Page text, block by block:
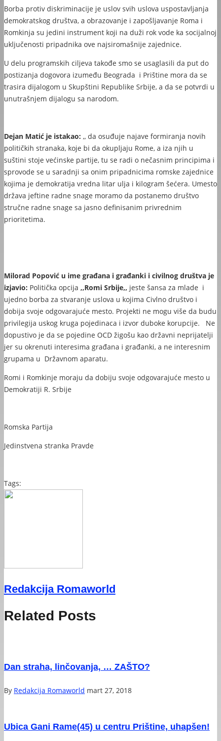
Borba protiv diskriminacije je uslov svih uslova uspostavljanja
demokratskog društva, a obrazovanje i zapošljavanje Roma i
Romkinja su jedini instrument koji na duži rok vode ka socijalnoj
uključenosti pripadnika ove najsiromašnije zajednice.
U delu programskih ciljeva takođe smo se usaglasili da put do
postizanja dogovora izumeđu Beograda i Prištine mora da se
trasira dijalogom u Skupštini Republike Srbije, a da se potvrdi u
unutrašnjem dijalogu sa narodom.
Dejan Matić je istakao: ,, da osuđuje najave formiranja novih
političkih stranaka, koje bi da okupljaju Rome, a iza njih u
suštini stoje većinske partije, tu se radi o nečasnim principima i
sprovode se u saradnji sa onim pripadnicima romske zajednice
kojima je demokratija vredna litar ulja i kilogram šećera. Umesto
država jeftine radne snage moramo da postanemo društvo
stručne radne snage sa jasno definisanim privrednim
prioritetima.
Milorad Popović u ime građana i građanki i civilnog društva je
izjavio: Politička opcija ,,Romi Srbije,, jeste šansa za mlade i
ujedno borba za stvaranje uslova u kojima Civlno društvo i
dobija svoje odgovarajuće mesto. Projekti ne mogu više da budu
privilegija uskog kruga pojedinaca i izvor duboke korupcije. Ne
dopustivo je da se pojedine OCD žigošu kao državni neprijatelji
jer su okrenuti interesima građana i građanki, a ne interesnim
grupama u Državnom aparatu.
Romi i Romkinje moraju da dobiju svoje odgovarajuće mesto u
Demokratiji R. Srbije
Romska Partija
Jedinstvena stranka Pravde
Tags:
Redakcija Romaworld
Related Posts
Dan straha, linčovanja, … ZAŠTO?
By Redakcija Romaworld mart 27, 2018
Ubica Gani Rame(45) u centru Prištine, uhapšen!